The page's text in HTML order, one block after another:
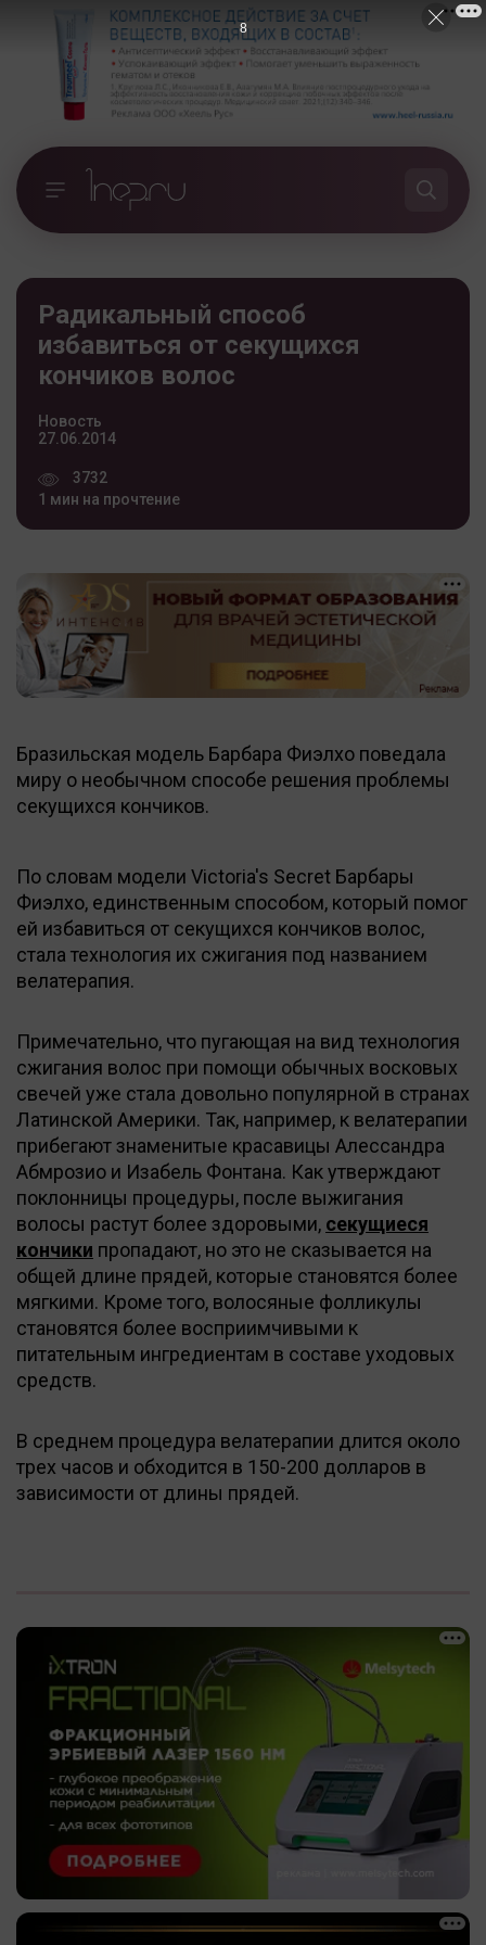
Радикальный способ
избавиться от секущихся
кончиков волос
Новость
27.06.2014
3732
1 мин на прочтение
Бразильская модель Барбара Фиэлхо поведала
миру о необычном способе решения проблемы
секущихся кончиков.
По словам модели Victoria's Secret Барбары
Фиэлхо, единственным способом, который помог
ей избавиться от секущихся кончиков волос,
стала технология их сжигания под названием
велатерапия.
Примечательно, что пугающая на вид технология
сжигания волос при помощи обычных восковых
свечей уже стала довольно популярной в странах
Латинской Америки. Так, например, к велатерапии
прибегают знаменитые красавицы Алессандра
Абмрозио и Изабель Фонтана. Как утверждают
поклонницы процедуры, после выжигания
волосы растут более здоровыми, секущиеся
кончики пропадают, но это не сказывается на
общей длине прядей, которые становятся более
мягкими. Кроме того, волосяные фолликулы
становятся более восприимчивыми к
питательным ингредиентам в составе уходовых
средств.
В среднем процедура велатерапии длится около
трех часов и обходится в 150-200 долларов в
зависимости от длины прядей.
7